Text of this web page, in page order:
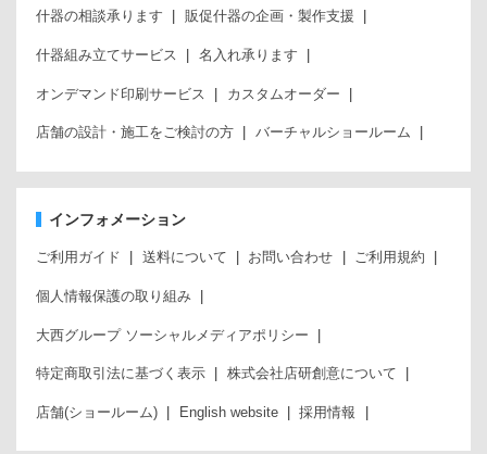
什器の相談承ります 販促什器の企画・製作支援
什器組み立てサービス 名入れ承ります
オンデマンド印刷サービス カスタムオーダー
店舗の設計・施工をご検討の方 バーチャルショールーム
インフォメーション
ご利用ガイド 送料について お問い合わせ ご利用規約
個人情報保護の取り組み
大西グループ ソーシャルメディアポリシー
特定商取引法に基づく表示 株式会社店研創意について
店舗(ショールーム) English website 採用情報